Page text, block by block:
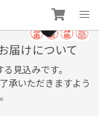
届けについて
見込みです。
承いただきますよう